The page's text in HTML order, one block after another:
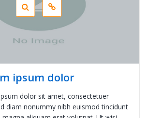
ipsum dolor
dolor sit amet, consectetuer
diam nonummy nibh euismod tincidunt